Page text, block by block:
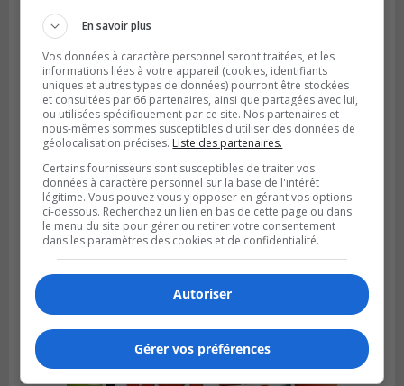
Publié le 6 juillet 2026 à 09h33
Longueuil conclue un contrat pour
valoriser des cendres d’incinération
En savoir plus
Vos données à caractère personnel seront traitées, et les
informations liées à votre appareil (cookies, identifiants
uniques et autres types de données) pourront être stockées
et consultées par 66 partenaires, ainsi que partagées avec lui,
ou utilisées spécifiquement par ce site. Nos partenaires et
nous-mêmes sommes susceptibles d'utiliser des données de
géolocalisation précises. Liste des partenaires.
Certains fournisseurs sont susceptibles de traiter vos
données à caractère personnel sur la base de l'intérêt
légitime. Vous pouvez vous y opposer en gérant vos options
ci-dessous. Recherchez un lien en bas de cette page ou dans
le menu du site pour gérer ou retirer votre consentement
dans les paramètres des cookies et de confidentialité.
Autoriser
Gérer vos préférences